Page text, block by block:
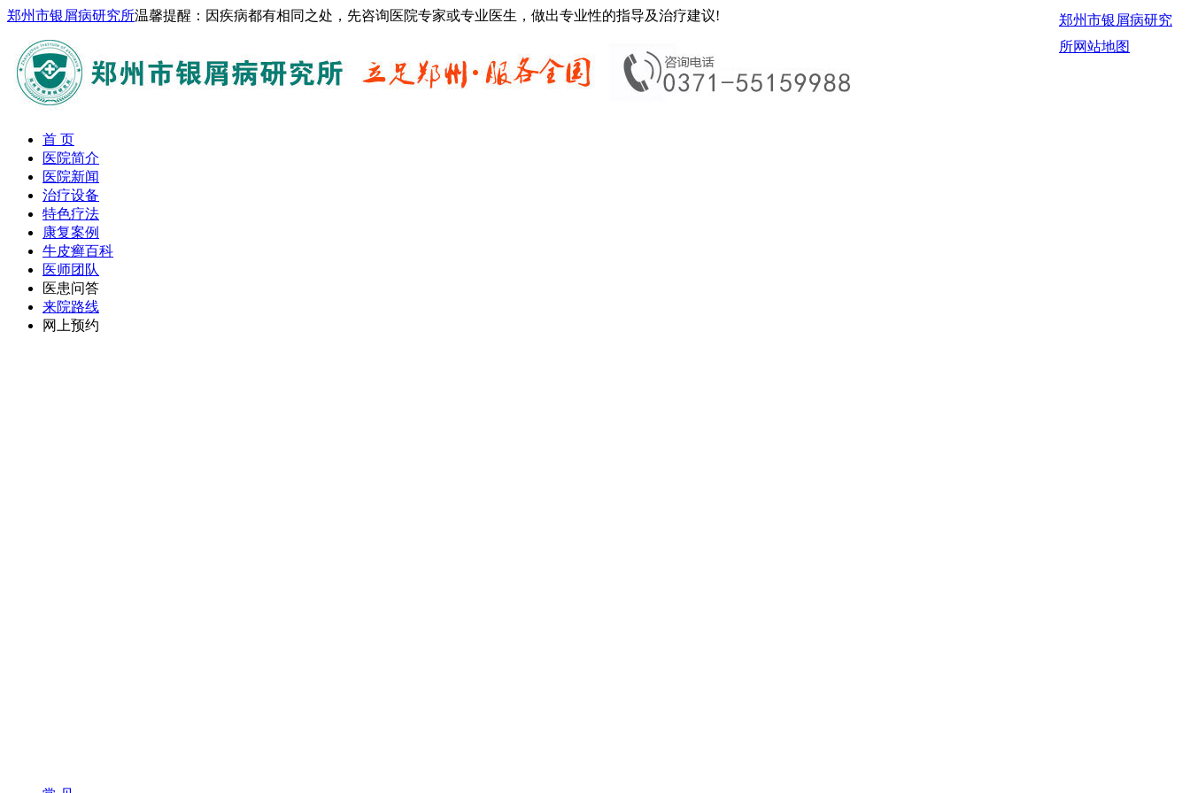
郑州市银屑病研究所温馨提醒：因疾病都有相同之处，先咨询医院专家或专业医生，做出专业性的指导及治疗建议!
郑州市银屑病研究
所网站地图
首 页
医院简介
医院新闻
治疗设备
特色疗法
康复案例
牛皮癣百科
医师团队
医患问答
来院路线
网上预约